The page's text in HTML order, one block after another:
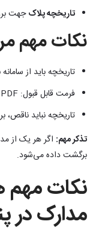
تاریخچه پلاکجهت
نکات مهم
تاریخچه باید از
فرمت قابل قبول: PDF یا تصویر کامل و خوانا
تاریخچه نباید ناقص،
تذکر مهم: اگر هر یک از
برگشت داده می‌شود.
نکات مهم
مدارک در